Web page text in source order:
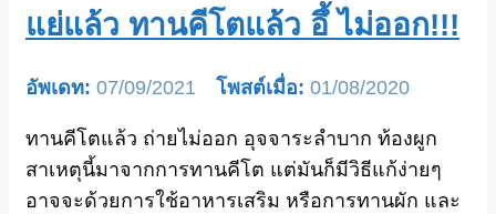
แย่แล้ว ทานคีโตแล้ว อึ้ ไม่ออก!!!
07/09/2021 01/08/2020
ทานคีโตแล้ว ถ่ายไม่ออก อุจจาระลำบาก ท้องผูก
สาเหตุนี้มาจากการทานคีโต แต่มันก็มีวิธีแก้ง่ายๆ
อาจจะด้วยการใช้อาหารเสริม หรือการทานผัก และ